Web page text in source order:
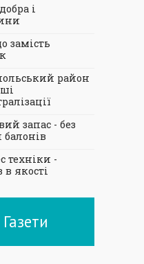
і
замість
район
запас - без
балонів
техніки -
якості